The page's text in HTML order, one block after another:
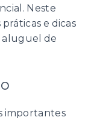
Neste
e dicas
aluguel de
importantes